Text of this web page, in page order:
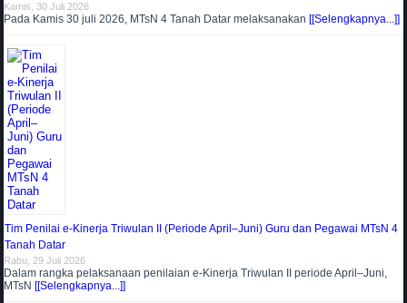
Kamis, 30 Juli 2026
Pada Kamis 30 juli 2026, MTsN 4 Tanah Datar melaksanakan [[Selengkapnya...]]
Tim Penilai e-Kinerja Triwulan II (Periode April–Juni) Guru dan Pegawai MTsN 4
Tanah Datar
Rabu, 29 Juli 2026
Dalam rangka pelaksanaan penilaian e-Kinerja Triwulan II periode April–Juni,
MTsN [[Selengkapnya...]]